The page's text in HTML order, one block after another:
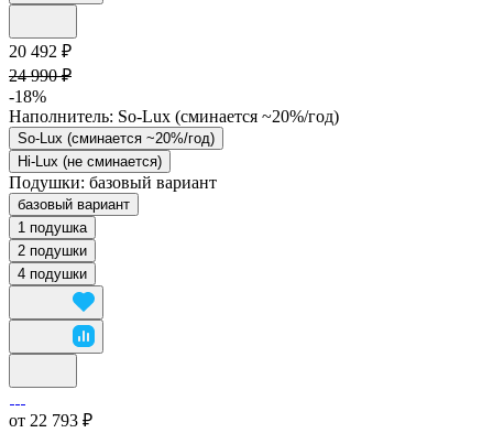
20 492 ₽
24 990 ₽
-18%
Наполнитель: So-Lux (cминается ~20%/год)
So-Lux (cминается ~20%/год)
Hi-Lux (не сминается)
Подушки: базовый вариант
базовый вариант
1 подушка
2 подушки
4 подушки
от 22 793 ₽